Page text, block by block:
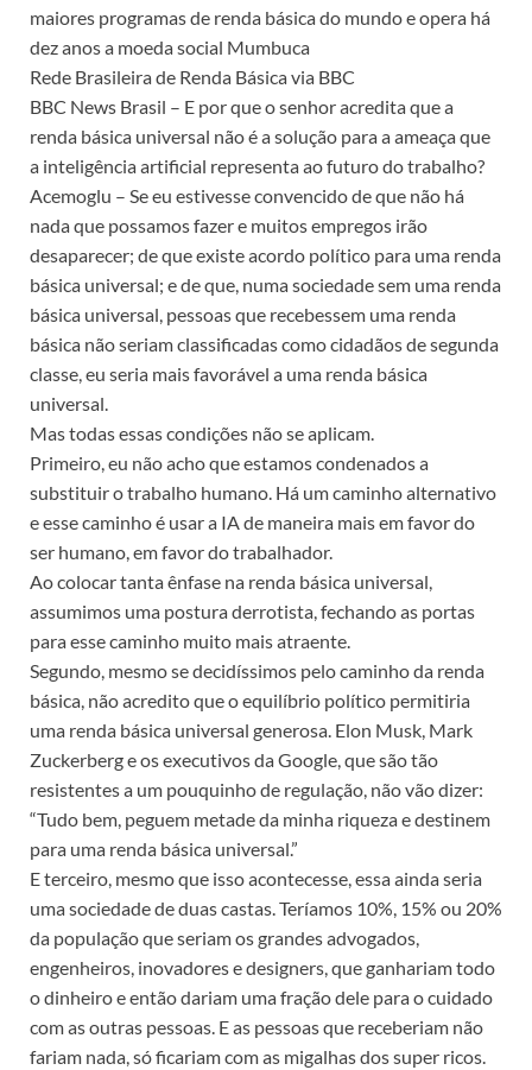
maiores programas de renda básica do mundo e opera há
dez anos a moeda social Mumbuca
Rede Brasileira de Renda Básica via BBC
BBC News Brasil – E por que o senhor acredita que a
renda básica universal não é a solução para a ameaça que
a inteligência artificial representa ao futuro do trabalho?
Acemoglu – Se eu estivesse convencido de que não há
nada que possamos fazer e muitos empregos irão
desaparecer; de que existe acordo político para uma renda
básica universal; e de que, numa sociedade sem uma renda
básica universal, pessoas que recebessem uma renda
básica não seriam classificadas como cidadãos de segunda
classe, eu seria mais favorável a uma renda básica
universal.
Mas todas essas condições não se aplicam.
Primeiro, eu não acho que estamos condenados a
substituir o trabalho humano. Há um caminho alternativo
e esse caminho é usar a IA de maneira mais em favor do
ser humano, em favor do trabalhador.
Ao colocar tanta ênfase na renda básica universal,
assumimos uma postura derrotista, fechando as portas
para esse caminho muito mais atraente.
Segundo, mesmo se decidíssimos pelo caminho da renda
básica, não acredito que o equilíbrio político permitiria
uma renda básica universal generosa. Elon Musk, Mark
Zuckerberg e os executivos da Google, que são tão
resistentes a um pouquinho de regulação, não vão dizer:
“Tudo bem, peguem metade da minha riqueza e destinem
para uma renda básica universal.”
E terceiro, mesmo que isso acontecesse, essa ainda seria
uma sociedade de duas castas. Teríamos 10%, 15% ou 20%
da população que seriam os grandes advogados,
engenheiros, inovadores e designers, que ganhariam todo
o dinheiro e então dariam uma fração dele para o cuidado
com as outras pessoas. E as pessoas que receberiam não
fariam nada, só ficariam com as migalhas dos super ricos.